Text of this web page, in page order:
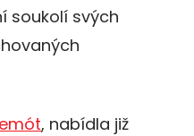
soukolí svých
, nabídla již